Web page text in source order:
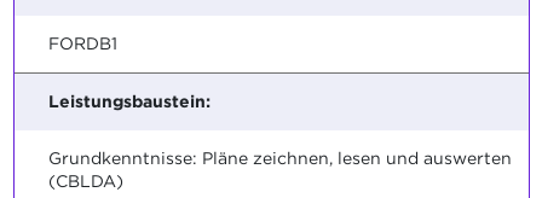
FORDB1
Leistungsbaustein:
Grundkenntnisse: Pläne zeichnen, lesen und auswerten
(CBLDA)